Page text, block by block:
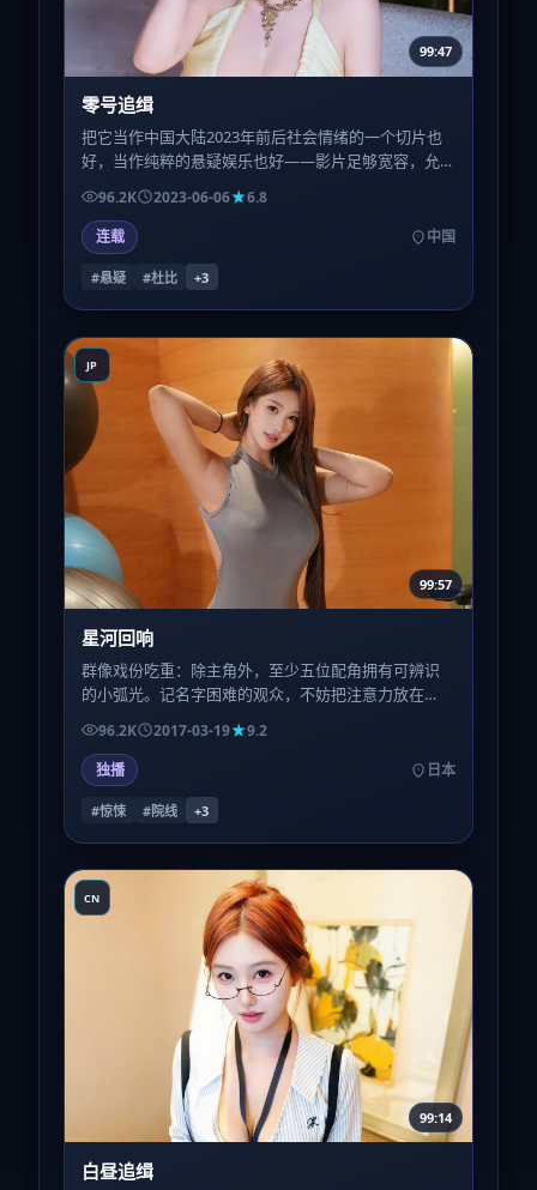
99:47
零号追缉
把它当作中国大陆2023年前后社会情绪的一个切片也
好，当作纯粹的悬疑娱乐也好——影片足够宽容，允
许多种读法并存；这也是它值得被讨论的理由。
96.2K 2023-06-06
6.8
连载
中国
#悬疑 #杜比 +3
JP
99:57
星河回响
群像戏份吃重：除主角外，至少五位配角拥有可辨识
的小弧光。记名字困难的观众，不妨把注意力放在
「职业身份」而非姓名上，跟随线索会更轻松。
96.2K 2017-03-19
9.2
独播
日本
#惊悚 #院线 +3
CN
99:14
白昼追缉